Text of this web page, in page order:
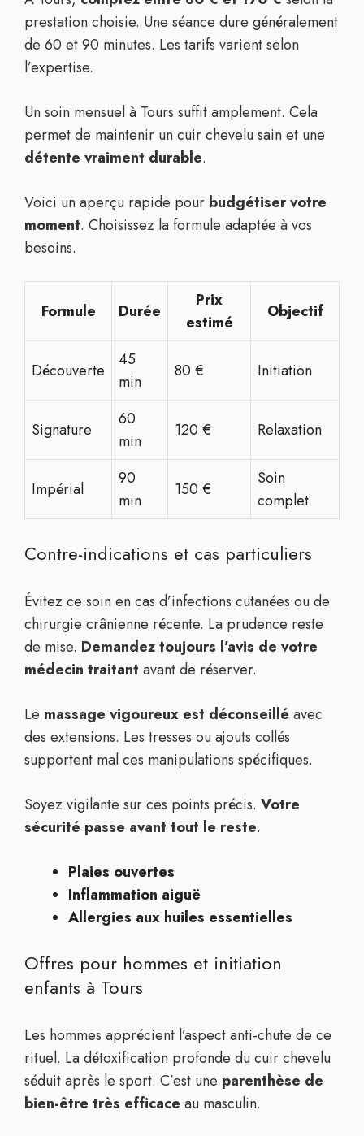
prestation choisie. Une séance dure généralement
de 60 et 90 minutes. Les tarifs varient selon
l’expertise.
Un soin mensuel à Tours suffit amplement. Cela
permet de maintenir un cuir chevelu sain et une
détente vraiment durable.
Voici un aperçu rapide pour budgétiser votre
moment. Choisissez la formule adaptée à vos
besoins.
Formule Durée
Prix
estimé
Objectif
Découverte
45
min
80 € Initiation
Signature
60
min
120 € Relaxation
Impérial
90
min
150 €
Soin
complet
Contre-indications et cas particuliers
Évitez ce soin en cas d’infections cutanées ou de
chirurgie crânienne récente. La prudence reste
de mise. Demandez toujours l’avis de votre
médecin traitant avant de réserver.
Le massage vigoureux est déconseillé avec
des extensions. Les tresses ou ajouts collés
supportent mal ces manipulations spécifiques.
Soyez vigilante sur ces points précis. Votre
sécurité passe avant tout le reste.
Plaies ouvertes
Inflammation aiguë
Allergies aux huiles essentielles
Offres pour hommes et initiation
enfants à Tours
Les hommes apprécient l’aspect anti-chute de ce
rituel. La détoxification profonde du cuir chevelu
séduit après le sport. C’est une parenthèse de
bien-être très efficace au masculin.